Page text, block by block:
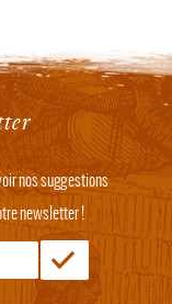
nos suggestions
newsletter !